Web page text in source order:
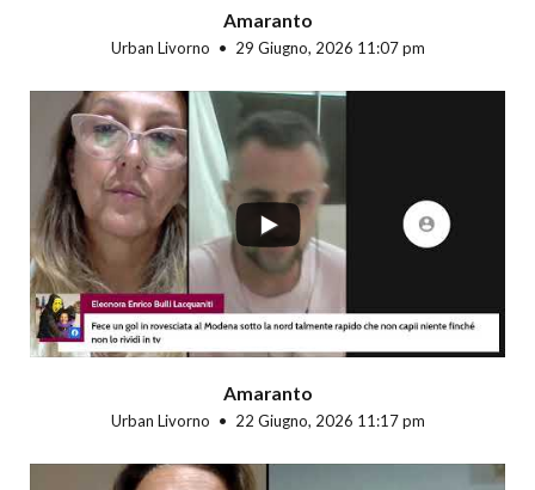
Amaranto
Urban Livorno 29 Giugno, 2026 11:07 pm
Amaranto
Urban Livorno 22 Giugno, 2026 11:17 pm